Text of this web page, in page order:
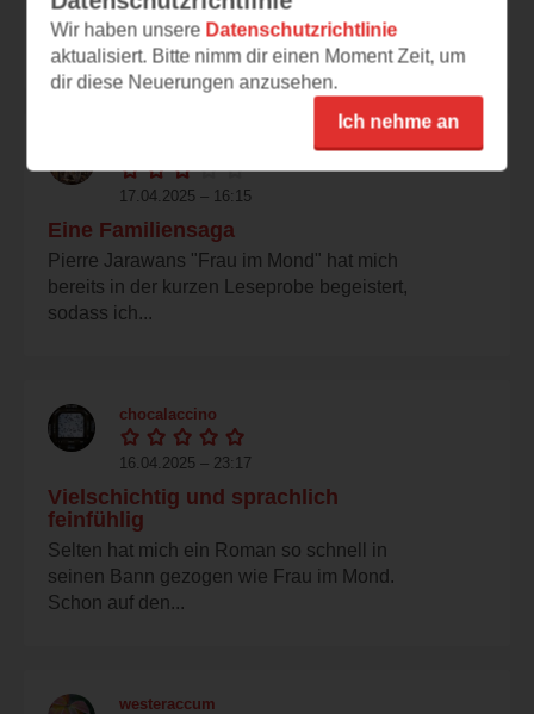
große Schwierigkeiten in dieses Buch hinein
zu kommen...
17.04.2025 – 16:15
Eine Familiensaga
Pierre Jarawans "Frau im Mond" hat mich
bereits in der kurzen Leseprobe begeistert,
sodass ich...
chocalaccino
16.04.2025 – 23:17
Vielschichtig und sprachlich
feinfühlig
Selten hat mich ein Roman so schnell in
seinen Bann gezogen wie Frau im Mond.
Schon auf den...
westeraccum
Wir haben unsere Datenschutzrichtlinie
aktualisiert. Bitte nimm dir einen Moment Zeit, um
dir diese Neuerungen anzusehen.
Ich nehme an